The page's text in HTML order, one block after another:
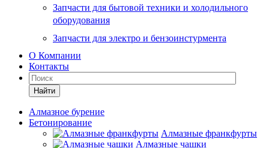
Запчасти для бытовой техники и холодильного
оборудования
Запчасти для электро и бензоинстурмента
О Компании
Контакты
Найти
Алмазное бурение
Бетонирование
Алмазные франкфурты
Алмазные чашки